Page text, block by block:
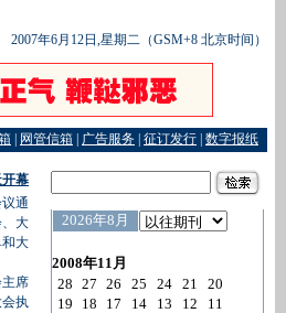
2007年6月12日,星期二（GSM+8 北京时间）
网管信箱 广告服务 征订发行 数字报纸
幕
通
大
大
席
执